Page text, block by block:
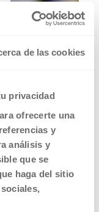
de las cookies
privacidad
ofrecerte una
y
análisis y
que se
haga del sitio
2019